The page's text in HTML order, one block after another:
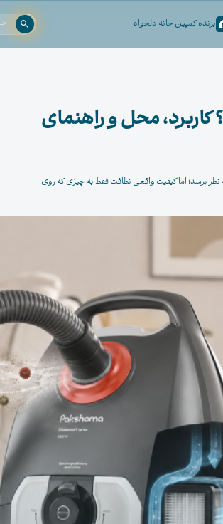
برنده کمپین خانه دلخواه
محل و راهنمای
برسد؛ اما کیفیت واقعی نظافت فقط به چیزی که روی